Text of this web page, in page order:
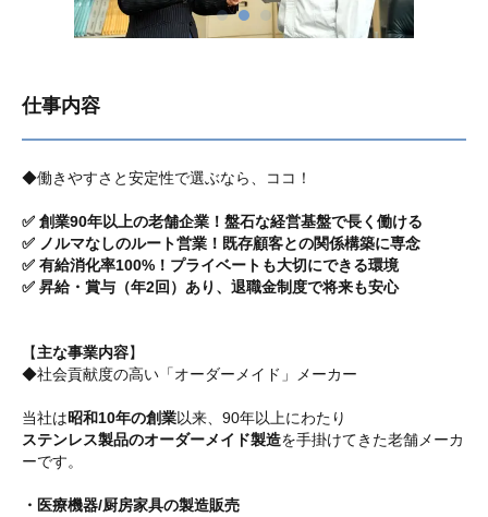
仕事内容
◆働きやすさと安定性で選ぶなら、ココ！
✅ 創業90年以上の老舗企業！盤石な経営基盤で長く働ける
✅ ノルマなしのルート営業！既存顧客との関係構築に専念
✅ 有給消化率100%！プライベートも大切にできる環境
✅ 昇給・賞与（年2回）あり、退職金制度で将来も安心
【主な事業内容】
◆社会貢献度の高い「オーダーメイド」メーカー
当社は昭和10年の創業以来、90年以上にわたり
ステンレス製品のオーダーメイド製造を手掛けてきた老舗メーカ
ーです。
・医療機器/厨房家具の製造販売